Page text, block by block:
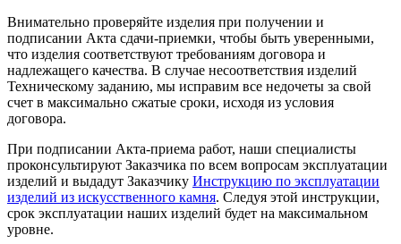
Внимательно проверяйте изделия при получении и
подписании Акта сдачи-приемки, чтобы быть уверенными,
что изделия соответствуют требованиям договора и
надлежащего качества. В случае несоответствия изделий
Техническому заданию, мы исправим все недочеты за свой
счет в максимально сжатые сроки, исходя из условия
договора.
При подписании Акта-приема работ, наши специалисты
проконсультируют Заказчика по всем вопросам эксплуатации
изделий и выдадут Заказчику Инструкцию по эксплуатации
изделий из искусственного камня. Следуя этой инструкции,
срок эксплуатации наших изделий будет на максимальном
уровне.